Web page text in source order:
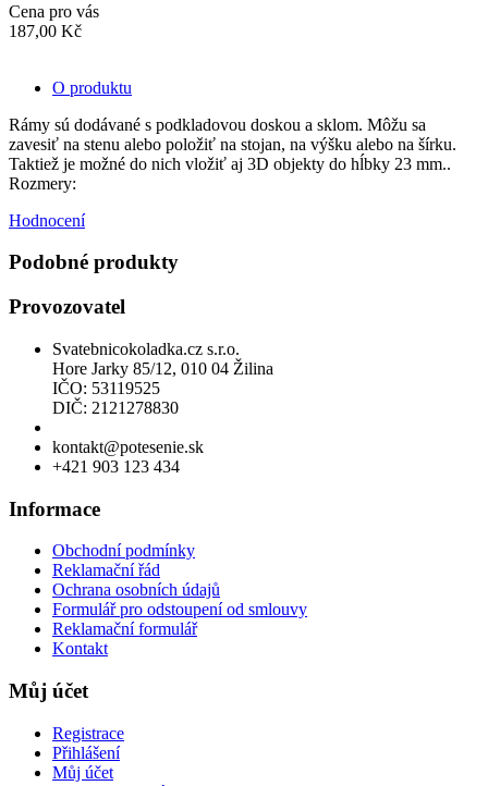
Cena pro vás
187,00 Kč
O produktu
Rámy sú dodávané s podkladovou doskou a sklom. Môžu sa
zavesiť na stenu alebo položiť na stojan, na výšku alebo na šírku.
Taktiež je možné do nich vložiť aj 3D objekty do hĺbky 23 mm..
Rozmery:
Hodnocení
Podobné produkty
Provozovatel
Svatebnicokoladka.cz s.r.o.
Hore Jarky 85/12, 010 04 Žilina
IČO: 53119525
DIČ: 2121278830
kontakt@potesenie.sk
+421 903 123 434
Informace
Obchodní podmínky
Reklamační řád
Ochrana osobních údajů
Formulář pro odstoupení od smlouvy
Reklamační formulář
Kontakt
Můj účet
Registrace
Přihlášení
Můj účet